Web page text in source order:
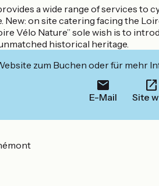
a wide range of services
on site catering facing the
Vélo Nature” sole wish is to
historical heritage.
zum Buchen oder für mehr
E-Mail Site